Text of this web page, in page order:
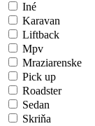
Iné
Karavan
Liftback
Mpv
Mraziarenske
Pick up
Roadster
Sedan
Skriňa